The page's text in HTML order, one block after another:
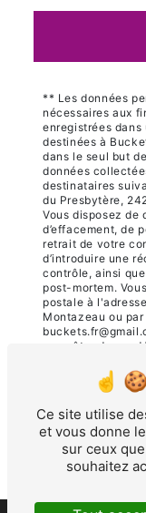
** Les données
nécessaires aux
enregistrées
destinées à
dans le seul but
données
destinataires
du Presbytère,
Vous disposez de
d’effacement, de
retrait de votre
d’introduire une
contrôle, ainsi
post-mortem.
postale à
Montazeau ou
vous être
pendant la
durée de
gestion des
inscrire sur la
téléphonique,
Consultez le site
droits.
Ce site utilise
et vous donne
sur ceux
souhaitez